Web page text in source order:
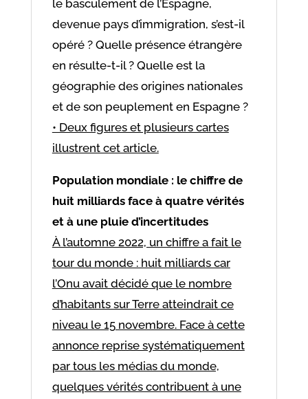
le basculement de l’Espagne,
devenue pays d’immigration, s’est-il
opéré ? Quelle présence étrangère
en résulte-t-il ? Quelle est la
géographie des origines nationales
et de son peuplement en Espagne ?
• Deux figures et plusieurs cartes
illustrent cet article.
Population mondiale : le chiffre de
huit milliards face à quatre vérités
et à une pluie d’incertitudes
À l’automne 2022, un chiffre a fait le
tour du monde : huit milliards car
l’Onu avait décidé que le nombre
d’habitants sur Terre atteindrait ce
niveau le 15 novembre. Face à cette
annonce reprise systématiquement
par tous les médias du monde,
quelques vérités contribuent à une